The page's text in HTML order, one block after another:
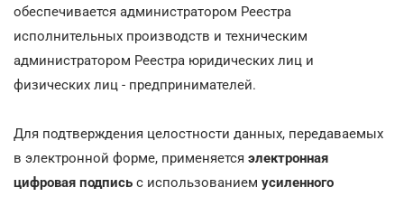
обеспечивается администратором Реестра
исполнительных производств и техническим
администратором Реестра юридических лиц и
физических лиц - предпринимателей.
Для подтверждения целостности данных, передаваемых
в электронной форме, применяется электронная
цифровая подпись с использованием усиленного